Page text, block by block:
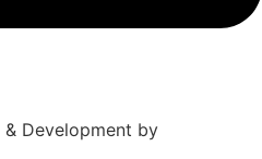
Development by